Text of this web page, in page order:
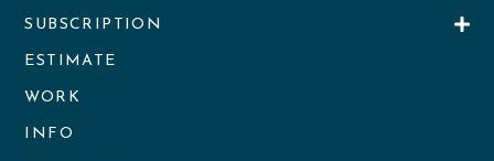
SUBSCRIPTION
ESTIMATE
WORK
INFO